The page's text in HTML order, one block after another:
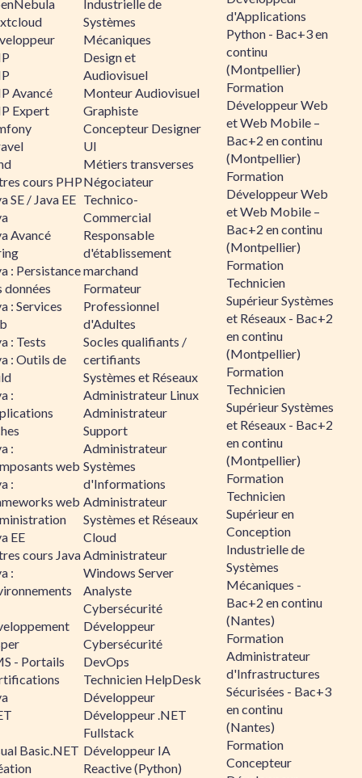
Avancé
Expert
cours PHP
SE / Java EE
Avancé
: Persistance
données
: Services
: Tests
: Outils de
:
:
web
:
web
EE
cours Java
:
- Portails
Basic.NET
Industrielle de
Systèmes
Mécaniques
Design et
Audiovisuel
Monteur Audiovisuel
Graphiste
Concepteur Designer
UI
Métiers transverses
Négociateur
Technico-
Commercial
Responsable
d'établissement
marchand
Formateur
Professionnel
d'Adultes
Socles qualifiants /
certifiants
Systèmes et Réseaux
Administrateur Linux
Administrateur
Support
Administrateur
Systèmes
d'Informations
Administrateur
Systèmes et Réseaux
Cloud
Administrateur
Windows Server
Analyste
Cybersécurité
Développeur
Cybersécurité
DevOps
Technicien HelpDesk
Développeur
Développeur .NET
Fullstack
Développeur IA
Reactive (Python)
d'Applications
Python - Bac+3 en
continu
(Montpellier)
Formation
Développeur Web
et Web Mobile –
Bac+2 en continu
(Montpellier)
Formation
Développeur Web
et Web Mobile –
Bac+2 en continu
(Montpellier)
Formation
Technicien
Supérieur Systèmes
et Réseaux - Bac+2
en continu
(Montpellier)
Formation
Technicien
Supérieur Systèmes
et Réseaux - Bac+2
en continu
(Montpellier)
Formation
Technicien
Supérieur en
Conception
Industrielle de
Systèmes
Mécaniques -
Bac+2 en continu
(Nantes)
Formation
Administrateur
d'Infrastructures
Sécurisées - Bac+3
en continu
(Nantes)
Formation
Concepteur